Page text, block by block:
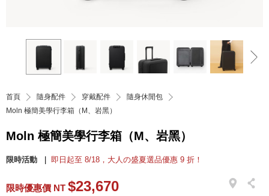
首頁 隨身配件 穿戴配件
隨身休閒包
Moln 極簡美學行李箱（M、岩黑）
Moln 極簡美學行李箱（M、岩黑）
限時活動 即日起至 8/18，大人の盛夏選品優惠 9 折！
限時優惠價 NT $23,670